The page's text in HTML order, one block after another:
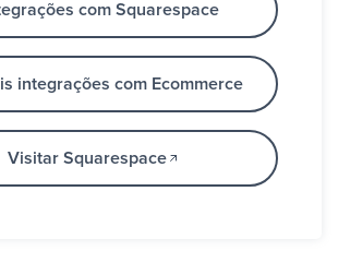
com Squarespace
integrações com Ecommerce
Visitar Squarespace